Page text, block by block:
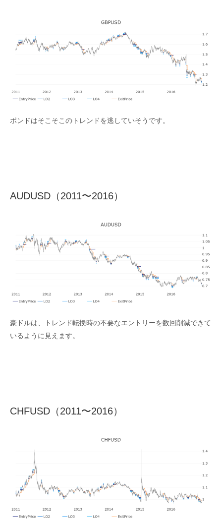
ポンドはそこそこのトレンドを逃していそうです。
AUDUSD（2011〜2016）
豪ドルは、トレンド転換時の不要なエントリーを数回削減できて
いるように見えます。
CHFUSD（2011〜2016）